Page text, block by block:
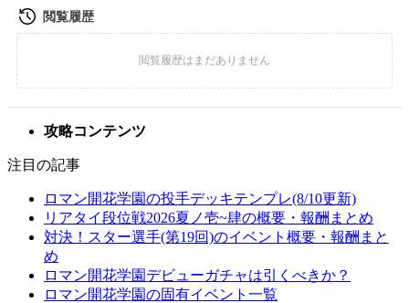
攻略コンテンツ
注目の記事
ロマン開花学園の投手デッキテンプレ(8/10更新)
リアタイ段位戦2026夏ノ壱~肆の概要・報酬まとめ
対決！スター選手(第19回)のイベント概要・報酬まと
め
ロマン開花学園デビューガチャは引くべきか？
ロマン開花学園の固有イベント一覧